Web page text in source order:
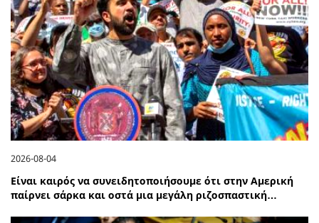
2026-08-04
Είναι καιρός να συνειδητοποιήσουμε ότι στην Αμερική
παίρνει σάρκα και οστά μια μεγάλη ριζοσπαστική…